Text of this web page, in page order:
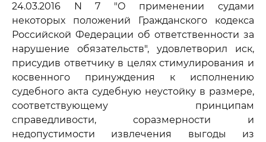
24.03.2016 N 7 "О применении судами
некоторых положений Гражданского кодекса
Российской Федерации об ответственности за
нарушение обязательств", удовлетворил иск,
присудив ответчику в целях стимулирования и
косвенного принуждения к исполнению
судебного акта судебную неустойку в размере,
соответствующему принципам
справедливости, соразмерности и
недопустимости извлечения выгоды из